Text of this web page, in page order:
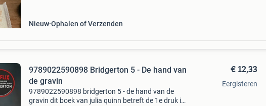
Nieuw Ophalen of Verzenden
9789022590898 Bridgerton 5 - De hand van
de gravin
9789022590898 bridgerton 5 - de hand van de
gravin dit boek van julia quinn betreft de 1e druk in
€ 12,33
Eergisteren